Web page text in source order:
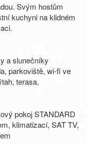
Svým hostům
kuchyni na klidném
a slunečníky
parkoviště, wi-fi ve
terasa,
pokoj STANDARD
klimatizací, SAT TV,